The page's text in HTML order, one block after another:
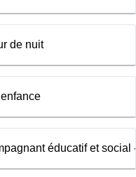
de nuit
éducatif et social